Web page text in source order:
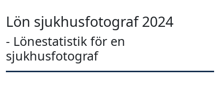
Lön sjukhusfotograf 2024
- Lönestatistik för en
sjukhusfotograf